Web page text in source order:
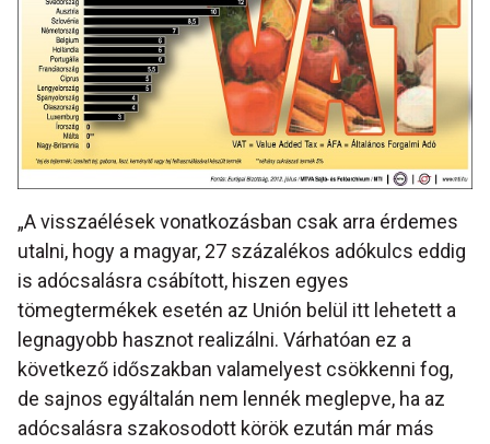
„A visszaélések vonatkozásban csak arra érdemes
utalni, hogy a magyar, 27 százalékos adókulcs eddig
is adócsalásra csábított, hiszen egyes
tömegtermékek esetén az Unión belül itt lehetett a
legnagyobb hasznot realizálni. Várhatóan ez a
következő időszakban valamelyest csökkenni fog,
de sajnos egyáltalán nem lennék meglepve, ha az
adócsalásra szakosodott körök ezután már más